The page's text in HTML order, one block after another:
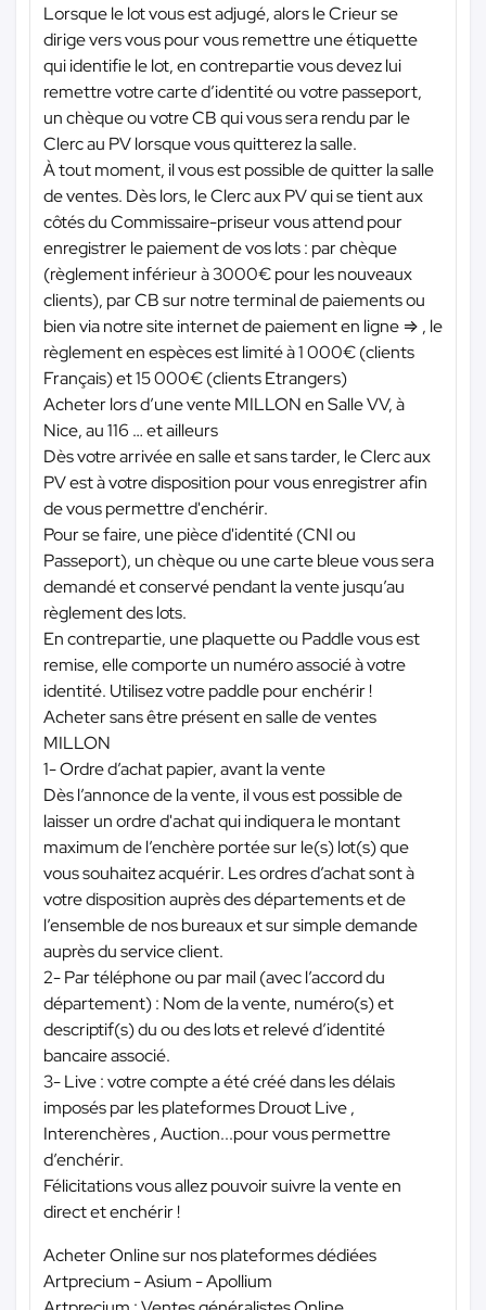
Lorsque le lot vous est adjugé, alors le Crieur se
dirige vers vous pour vous remettre une étiquette
qui identifie le lot, en contrepartie vous devez lui
remettre votre carte d’identité ou votre passeport,
un chèque ou votre CB qui vous sera rendu par le
Clerc au PV lorsque vous quitterez la salle.
À tout moment, il vous est possible de quitter la salle
de ventes. Dès lors, le Clerc aux PV qui se tient aux
côtés du Commissaire-priseur vous attend pour
enregistrer le paiement de vos lots : par chèque
(règlement inférieur à 3000€ pour les nouveaux
clients), par CB sur notre terminal de paiements ou
bien via notre site internet de paiement en ligne ⇒ , le
règlement en espèces est limité à 1 000€ (clients
Français) et 15 000€ (clients Etrangers)
Acheter lors d’une vente MILLON en Salle VV, à
Nice, au 116 … et ailleurs
Dès votre arrivée en salle et sans tarder, le Clerc aux
PV est à votre disposition pour vous enregistrer afin
de vous permettre d'enchérir.
Pour se faire, une pièce d'identité (CNI ou
Passeport), un chèque ou une carte bleue vous sera
demandé et conservé pendant la vente jusqu’au
règlement des lots.
En contrepartie, une plaquette ou Paddle vous est
remise, elle comporte un numéro associé à votre
identité. Utilisez votre paddle pour enchérir !
Acheter sans être présent en salle de ventes
MILLON
1- Ordre d’achat papier, avant la vente
Dès l’annonce de la vente, il vous est possible de
laisser un ordre d'achat qui indiquera le montant
maximum de l’enchère portée sur le(s) lot(s) que
vous souhaitez acquérir. Les ordres d’achat sont à
votre disposition auprès des départements et de
l’ensemble de nos bureaux et sur simple demande
auprès du service client.
2- Par téléphone ou par mail (avec l’accord du
département) : Nom de la vente, numéro(s) et
descriptif(s) du ou des lots et relevé d’identité
bancaire associé.
3- Live : votre compte a été créé dans les délais
imposés par les plateformes Drouot Live ,
Interenchères , Auction...pour vous permettre
d’enchérir.
Félicitations vous allez pouvoir suivre la vente en
direct et enchérir !
Acheter Online sur nos plateformes dédiées
Artprecium - Asium - Apollium